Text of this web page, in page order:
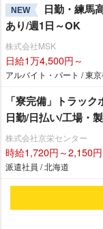
NEW
日勤・練馬
あり/週1日～OK
株式会社MSK
日給1万4,500円～
アルバイト・パート / 東
「寮完備」トラッ
日勤/日払い/工場・
株式会社京栄センター
時給1,720円～2,150円
派遣社員 / 北海道